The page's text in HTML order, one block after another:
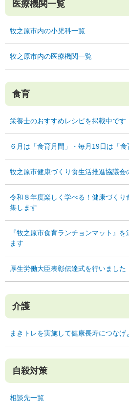
医療機関一覧
牧之原市内の小児科一覧
牧之原市内の医療機関一覧
食育
栄養士のおすすめレシピを掲載中です
６月は「食育月間」・毎月19日は「
牧之原市健康づくり食生活推進協議会
令和８年度楽しく学べる！健康づくり
集します
『牧之原市食育ランチョンマット』
ます
厚生労働大臣表彰伝達式を行いました
介護
まきトレを実施して健康長寿につなげ
自殺対策
相談先一覧